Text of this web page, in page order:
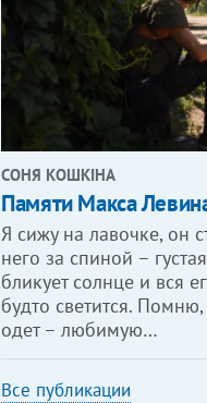
СОНЯ КОШКІНА
Памяти Макса
Я сижу на лавочке, он
него за спиной –
бликует солнце и вся
будто светится.
одет – любимую…
Все публикации